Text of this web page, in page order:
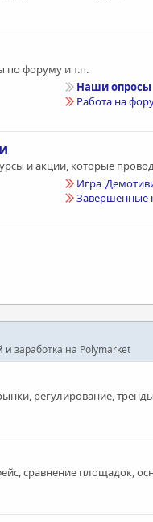
форуму и т.п.
Наши опросы
Работа на
и акции, которые
Игра
Завершенные
заработка на Polymarket
регулирование, тренды
сравнение площадок,